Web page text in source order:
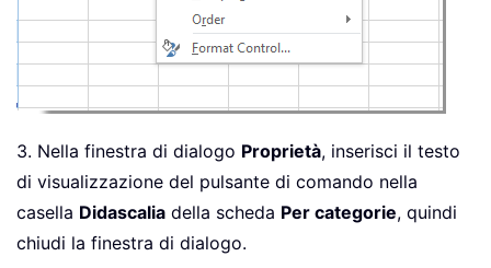
3. Nella finestra di dialogo Proprietà, inserisci il testo
di visualizzazione del pulsante di comando nella
casella Didascalia della scheda Per categorie, quindi
chiudi la finestra di dialogo.